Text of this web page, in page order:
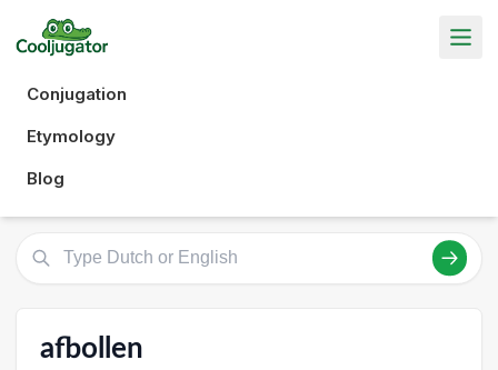
Conjugation
Etymology
Blog
afbollen